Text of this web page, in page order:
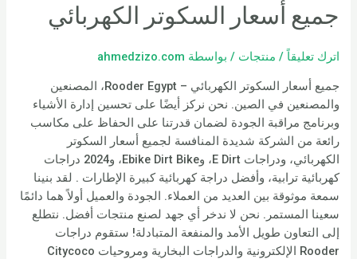
جميع أسعار السكوتر الكهربائي
اترك تعليقاً / منتجات / بواسطة ahmedzizo.com
جميع أسعار السكوتر الكهربائي – Rooder Egypt، المصنعين
والمصنعين في الصين. نحن نركز أيضًا على تحسين إدارة الأشياء
وبرنامج مراقبة الجودة لضمان قدرتنا على الحفاظ على مكاسب
رائعة من الشركة شديدة المنافسة لجميع أسعار السكوتر
الكهربائي، ودراجات E Dirt، وEbike Dirt Bike، و2024 دراجات
كهربائية ترابية، وأفضل دراجة كهربائية كبيرة الإطارات . لقد بنينا
سمعة موثوقة بين العديد من العملاء. الجودة والعميل أولاً هما دائمًا
سعينا المستمر. نحن لا ندخر أي جهد لصنع منتجات أفضل. نتطلع
إلى التعاون طويل الأمد والمنفعة المتبادلة! ستقوم دراجات
Rooder الإلكترونية والدراجات البخارية ومروحيات Citycoco